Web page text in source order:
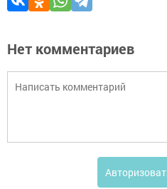
Нет комментариев